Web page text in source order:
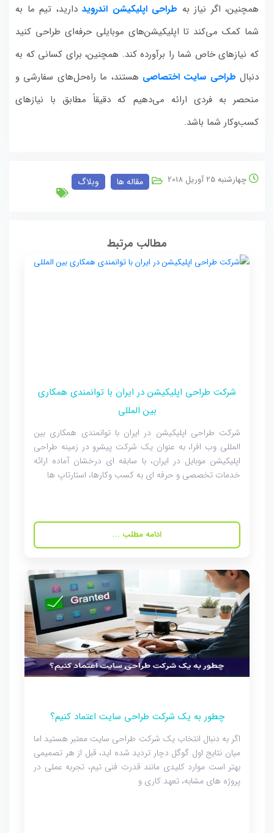
همچنین، اگر نیاز به طراحی اپلیکیشن اندروید دارید، تیم ما به
شما کمک می‌کند تا اپلیکیشن‌های موبایلی حرفه‌ای طراحی کنید
که نیازهای خاص شما را برآورده کند. همچنین، برای کسانی که به
دنبال طراحی سایت اختصاصی هستند، ما راه‌حل‌های سفارشی و
منحصر به فردی ارائه می‌دهیم که دقیقاً مطابق با نیازهای
کسب‌وکار شما باشد.
چهارشنبه 25 آوریل 2018 مقاله ها وبلاگ
مطالب مرتبط
شرکت طراحی اپلیکیشن در ایران با توانمندی همکاری
بین المللی
شرکت طراحی اپلیکیشن در ایران با توانمندی همکاری بین
المللی وب افرا، به عنوان یک شرکت پیشرو در زمینه طراحی
اپلیکیشن موبایل در ایران، با سابقه ای درخشان آماده ارائه
خدمات تخصصی و حرفه ای به کسب وکارها، استارتاپ ها
ادامه مطلب ...
چطور به یک شرکت طراحی سایت اعتماد کنیم؟
اگر به دنبال انتخاب یک شرکت طراحی سایت معتبر هستید اما
میان نتایج اول گوگل دچار تردید شده اید، قبل از هر تصمیمی
بهتر است موارد کلیدی مانند قدرت فنی تیم، تجربه عملی در
پروژه های مشابه، تعهد کاری و